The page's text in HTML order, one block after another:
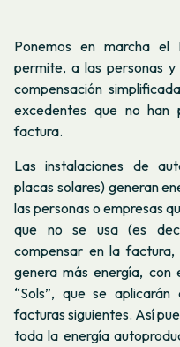
Ponemos en marcha el
permite, a las personas
compensación
excedentes que no han
factura.
Las instalaciones de
placas solares) generan
las personas o empresas
que no se usa (es
compensar en la
genera más energía, con
“Sols”, que se
facturas siguientes. Así
toda la energía